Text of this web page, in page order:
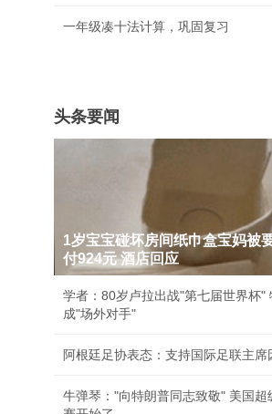
一年级凑十法计算，巩固复习
头条要闻
1岁宝宝碰坏房间纸巾盒宝妈被
付924元 酒店回应
学者：80岁卢拉出战"第七届世界杯"
成"场外对手"
阿根廷足协表态：支持国际足联主席
牛弹琴："向特朗普同志致敬" 美国超